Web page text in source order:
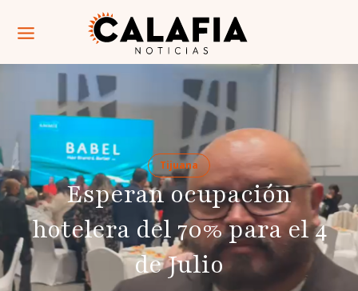
Tijuana
Esperan ocupación
hotelera del 70% para el 4
de Julio